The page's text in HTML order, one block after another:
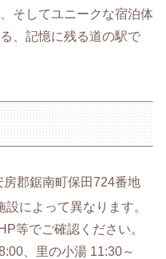
そしてユニークな宿泊体
、記憶に残る道の駅で
郡鋸南町保田724番地
によって異なります。
等でご確認ください。
、里の小湯 11:30～